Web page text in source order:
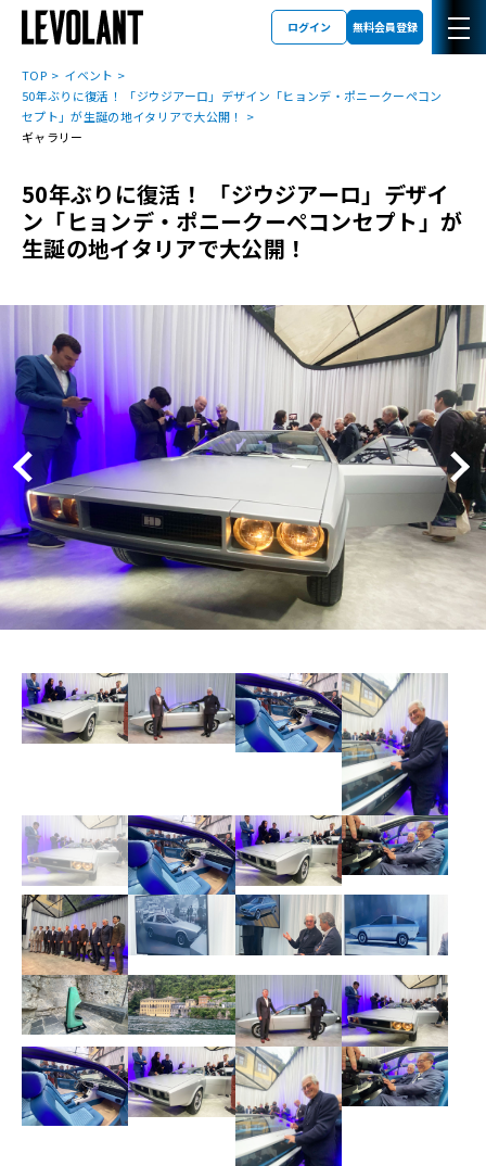
ログイン 無料会員登録
TOP
イベント
50年ぶりに復活！ 「ジウジアーロ」デザイン「ヒョンデ・ポニークーペコン
セプト」が生誕の地イタリアで大公開！
ギャラリー
50年ぶりに復活！ 「ジウジアーロ」デザイ
ン「ヒョンデ・ポニークーペコンセプト」が
生誕の地イタリアで大公開！